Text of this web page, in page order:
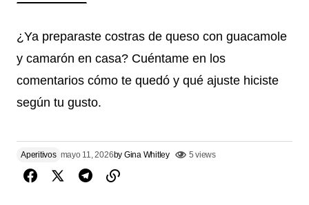
¿Ya preparaste costras de queso con guacamole
y camarón en casa? Cuéntame en los
comentarios cómo te quedó y qué ajuste hiciste
según tu gusto.
Aperitivos mayo 11, 2026by Gina Whitley 5 views